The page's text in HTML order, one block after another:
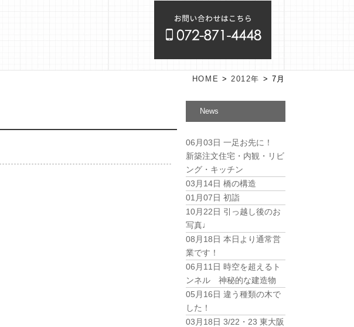
HOME > 2012年 > 7月
News
06月03日 一足お先に！
新築注文住宅・内観・リビ
ング・キッチン
03月14日 橋の構造
01月07日 初詣
10月22日 引っ越し後のお
写真♩
08月18日 本日より通常営
業です！
06月11日 時空を超えるト
ンネル 神秘的な建造物
05月16日 違う種類の木で
した！
03月18日 3/22・23 東大阪